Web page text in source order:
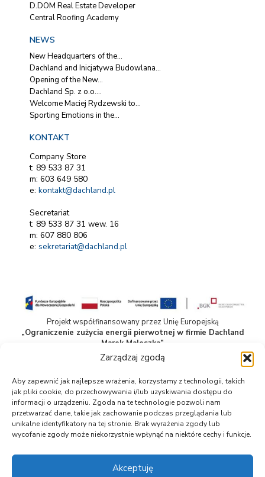
Zarządzaj zgodą
Aby zapewnić jak najlepsze wrażenia, korzystamy z technologii, takich
jak pliki cookie, do przechowywania i/lub uzyskiwania dostępu do
informacji o urządzeniu. Zgoda na te technologie pozwoli nam
przetwarzać dane, takie jak zachowanie podczas przeglądania lub
unikalne identyfikatory na tej stronie. Brak wyrażenia zgody lub
wycofanie zgody może niekorzystnie wpłynąć na niektóre cechy i funkcje.
Akceptuję
D.DOM Real Estate Developer
Central Roofing Academy
NEWS
New Headquarters of the...
Dachland and Inicjatywa Budowlana...
Opening of the New...
Dachland Sp. z o.o....
Welcome Maciej Rydzewski to...
Sporting Emotions in the...
KONTAKT
Company Store
t: 89 533 87 31
m: 603 649 580
e: kontakt@dachland.pl
Secretariat
t: 89 533 87 31 wew. 16
m: 607 880 806
e: sekretariat@dachland.pl
Projekt współfinansowany przez Unię Europejską
„Ograniczenie zużycia energii pierwotnej w firmie Dachland
Marek Maleszka”
Projekt realizowany w ramach Programu Fundusze Europejskie
dla Nowoczesnej Gospodarki 2021–2027.
Wkład Funduszy Europejskich: 966 900,00 PLN
Więcej informacji znajduje się w zakładce „Dofinansowanie”.